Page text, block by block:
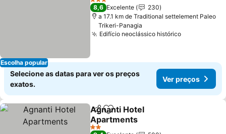
Escolha popular
3 Estrelas
8,6 Excelente
230
a 17.1 km de Traditional settelement Paleo
Trikeri-Panagia
Edifício neoclássico histórico
Selecione as datas para ver os preços
exatos.
Ver preços
PartilharAdicionar aos favoritos
Agnanti Hotel
Apartments
2 Estrelas